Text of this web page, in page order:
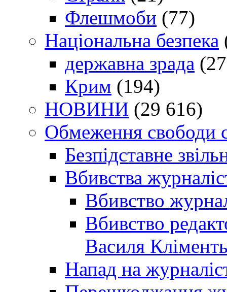
Флешмоби (77)
Національна безпека
державна зрада
Крим (194)
НОВИНИ (29 616)
Обмеження свободи
Безпідставне
Вбивства
Вбивство
Вбивство
Василя
Напад на